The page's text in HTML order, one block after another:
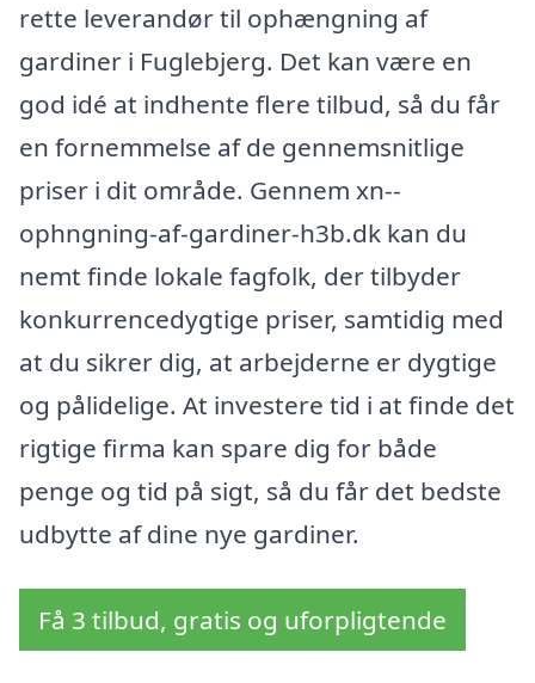
rette leverandør til ophængning af
gardiner i Fuglebjerg. Det kan være en
god idé at indhente flere tilbud, så du får
en fornemmelse af de gennemsnitlige
priser i dit område. Gennem xn--
ophngning-af-gardiner-h3b.dk kan du
nemt finde lokale fagfolk, der tilbyder
konkurrencedygtige priser, samtidig med
at du sikrer dig, at arbejderne er dygtige
og pålidelige. At investere tid i at finde det
rigtige firma kan spare dig for både
penge og tid på sigt, så du får det bedste
udbytte af dine nye gardiner.
Få 3 tilbud, gratis og uforpligtende